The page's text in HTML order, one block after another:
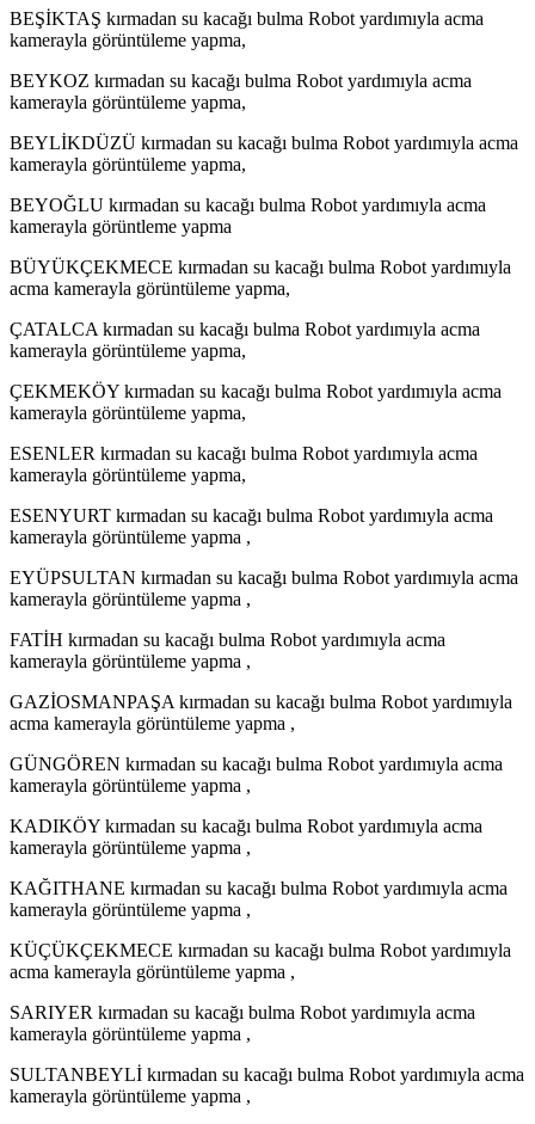
BEŞİKTAŞ kırmadan su kacağı bulma Robot yardımıyla acma
kamerayla görüntüleme yapma,
BEYKOZ kırmadan su kacağı bulma Robot yardımıyla acma
kamerayla görüntüleme yapma,
BEYLİKDÜZÜ kırmadan su kacağı bulma Robot yardımıyla acma
kamerayla görüntüleme yapma,
BEYOĞLU kırmadan su kacağı bulma Robot yardımıyla acma
kamerayla görüntleme yapma
BÜYÜKÇEKMECE kırmadan su kacağı bulma Robot yardımıyla
acma kamerayla görüntüleme yapma,
ÇATALCA kırmadan su kacağı bulma Robot yardımıyla acma
kamerayla görüntüleme yapma,
ÇEKMEKÖY kırmadan su kacağı bulma Robot yardımıyla acma
kamerayla görüntüleme yapma,
ESENLER kırmadan su kacağı bulma Robot yardımıyla acma
kamerayla görüntüleme yapma,
ESENYURT kırmadan su kacağı bulma Robot yardımıyla acma
kamerayla görüntüleme yapma ,
EYÜPSULTAN kırmadan su kacağı bulma Robot yardımıyla acma
kamerayla görüntüleme yapma ,
FATİH kırmadan su kacağı bulma Robot yardımıyla acma
kamerayla görüntüleme yapma ,
GAZİOSMANPAŞA kırmadan su kacağı bulma Robot yardımıyla
acma kamerayla görüntüleme yapma ,
GÜNGÖREN kırmadan su kacağı bulma Robot yardımıyla acma
kamerayla görüntüleme yapma ,
KADIKÖY kırmadan su kacağı bulma Robot yardımıyla acma
kamerayla görüntüleme yapma ,
KAĞITHANE kırmadan su kacağı bulma Robot yardımıyla acma
kamerayla görüntüleme yapma ,
KÜÇÜKÇEKMECE kırmadan su kacağı bulma Robot yardımıyla
acma kamerayla görüntüleme yapma ,
SARIYER kırmadan su kacağı bulma Robot yardımıyla acma
kamerayla görüntüleme yapma ,
SULTANBEYLİ kırmadan su kacağı bulma Robot yardımıyla acma
kamerayla görüntüleme yapma ,